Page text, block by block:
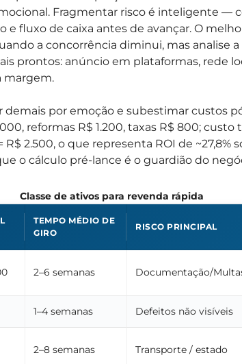
Fragmentar risco é inteligente —
e fluxo de caixa antes de avançar. O
a concorrência diminui, mas analise
prontos: anúncio em plataformas, rede
margem.
demais por emoção e subestimar custos
reformas R$ 1.200, taxas R$ 800; custo
R$ 2.500, o que representa ROI de ~27,8%
o cálculo pré-lance é o guardião do
Classe de ativos para revenda rápida
TEMPO MÉDIO DE
GIRO
RISCO PRINCIPAL
2–6 semanas Documentação/
1–4 semanas Defeitos não visíveis
2–8 semanas Transporte / estado